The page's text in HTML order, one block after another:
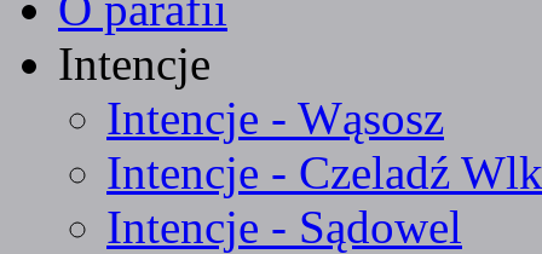
Intencje
Intencje - Wąsosz
Intencje - Czeladź
Intencje - Sądowel